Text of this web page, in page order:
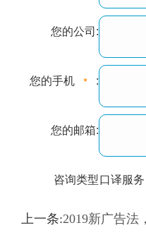
您的公司:
您的手机 :
您的邮箱:
咨询类型口译服务
训翻译
上一条:2019新广告法